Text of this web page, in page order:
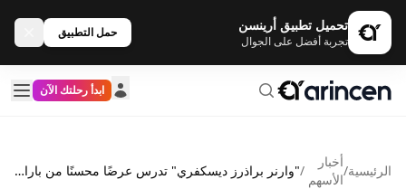
تحميل تطبيق أرينسن
تجربة أفضل على الجوال
حمل التطبيق
ابدأ رحلتك الآن
الرئيسية/
أخبار
الأسهم
/ "وارنر براذرز ديسكفري" تدرس عرضًا محسنًا من باراماونت بالتوازي مع اتفاقها مع نتفليكس